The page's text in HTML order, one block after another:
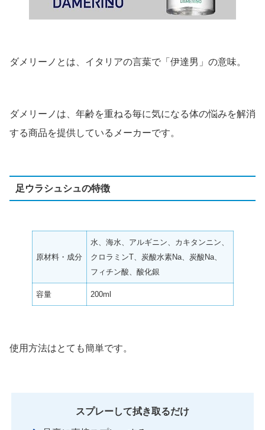
ダメリーノとは、イタリアの言葉で「伊達男」の意味。
ダメリーノは、年齢を重ねる毎に気になる体の悩みを解消
する商品を提供しているメーカーです。
足ウラシュシュの特徴
原材料・成分
水、海水、アルギニン、カキタンニン、
クロラミンT、炭酸水素Na、炭酸Na、
フィチン酸、酸化銀
容量 200ml
使用方法はとても簡単です。
スプレーして拭き取るだけ